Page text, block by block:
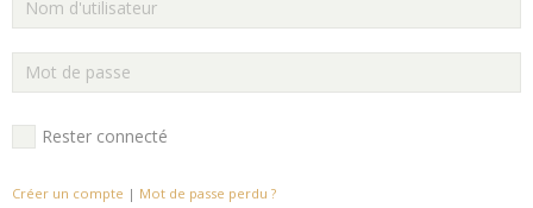
Rester connecté
Créer un compte | Mot de passe perdu ?